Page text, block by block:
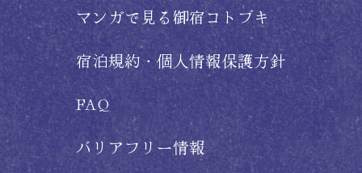
マンガで見る御宿コトブキ
宿泊規約・個人情報保護方針
FAQ
バリアフリー情報